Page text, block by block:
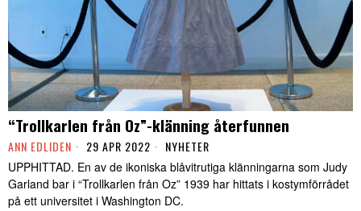
“Trollkarlen från Oz”-klänning återfunnen
ANN EDLIDEN 29 APR 2022 NYHETER
UPPHITTAD. En av de ikoniska blåvitrutiga klänningarna som Judy
Garland bar i “Trollkarlen från Oz” 1939 har hittats i kostymförrådet
på ett universitet i Washington DC.